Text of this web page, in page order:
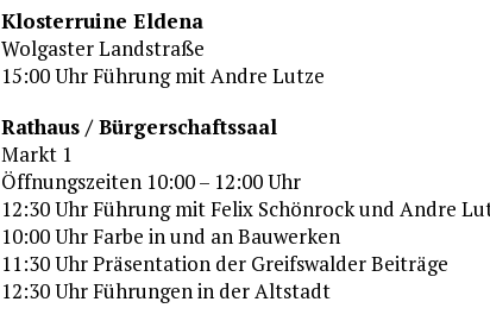
Klosterruine Eldena
Wolgaster Landstraße
15:00 Uhr Führung mit Andre Lutze
Rathaus / Bürgerschaftssaal
Markt 1
Öffnungszeiten 10:00 – 12:00 Uhr
12:30 Uhr Führung mit Felix Schönrock und Andre
10:00 Uhr Farbe in und an Bauwerken
11:30 Uhr Präsentation der Greifswalder Beiträge
12:30 Uhr Führungen in der Altstadt